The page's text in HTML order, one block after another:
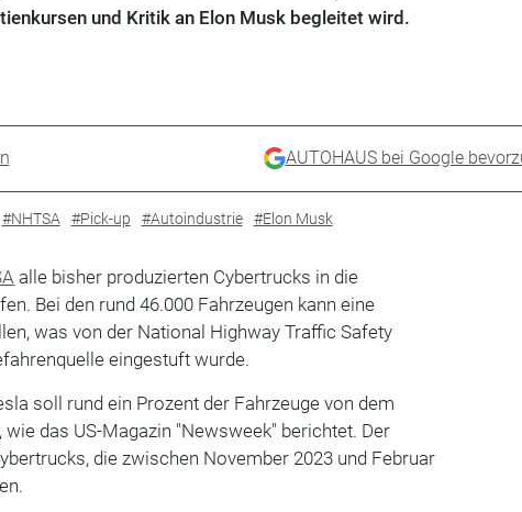
und Kritik an Elon Musk begleitet wird.
AUTOHAUS bei Google
#NHTSA #Pick-up #Autoindustrie #Elon Musk
alle bisher produzierten Cybertrucks in die
Bei den rund 46.000 Fahrzeugen kann eine
was von der National Highway Traffic Safety
eingestuft wurde.
soll rund ein Prozent der Fahrzeuge von dem
das US-Magazin "Newsweek" berichtet. Der
die zwischen November 2023 und Februar